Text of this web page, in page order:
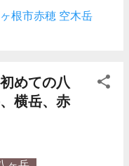
えるのであればな
が否めない。若干勢
しない。 しかし行
からないしやって
ない。 経験不足は
良い経験を積める
根市赤穂 空木岳
めての八
横岳、赤